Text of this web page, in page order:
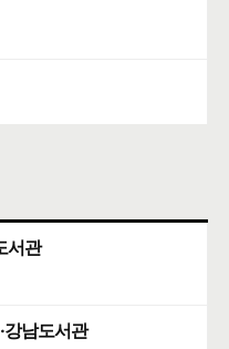
서관
강남도서관